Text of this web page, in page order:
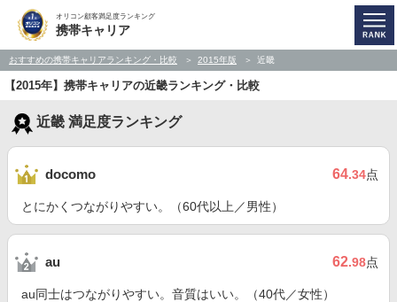
オリコン顧客満足度ランキング
携帯キャリア
おすすめの携帯キャリアランキング・比較 2015年版 近畿
【2015年】携帯キャリアの近畿ランキング・比較
近畿 満足度ランキング
docomo 64.34点
とにかくつながりやすい。（60代以上／男性）
au 62.98点
au同士はつながりやすい。音質はいい。（40代／女性）